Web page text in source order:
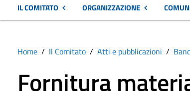
IL COMITATO ORGANIZZAZIONE
Home Il Comitato Atti e pubblicazioni
Fornitura